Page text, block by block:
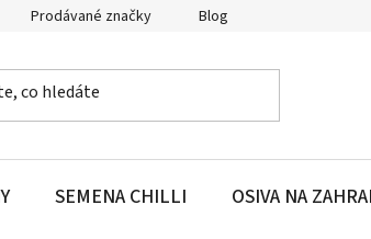
Prodávané značky Blog
SEMENA CHILLI OSIVA NA